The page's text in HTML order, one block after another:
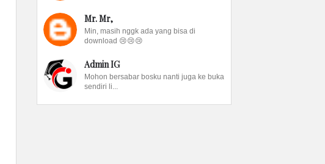
Mr. Mr,
Min, masih nggk ada yang bisa di
download 😢😢😢
Admin IG
Mohon bersabar bosku nanti juga ke buka
sendiri li...